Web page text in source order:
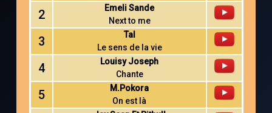
2
Emeli Sande
Next to me
3
Tal
Le sens de la vie
4
Louisy Joseph
Chante
5
M.Pokora
On est là